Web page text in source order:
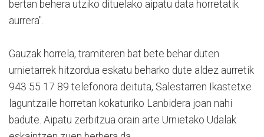
bertan behera utziko dituelako aipatu data horretatik
aurrera".
Gauzak horrela, tramiteren bat bete behar duten
urnietarrek hitzordua eskatu beharko dute aldez aurretik
943 55 17 89 telefonora deituta, Salestarren Ikastetxe
laguntzaile horretan kokaturiko Lanbidera joan nahi
badute. Aipatu zerbitzua orain arte Urnietako Udalak